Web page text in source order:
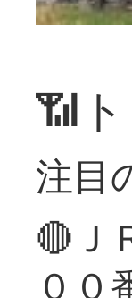
📶
注目
🔴Ｊ
００